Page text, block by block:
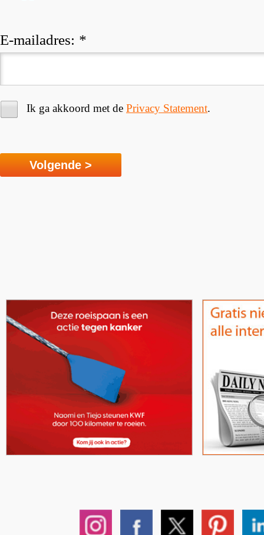
E-mailadres: *
Ik ga akkoord met de Privacy Statement.